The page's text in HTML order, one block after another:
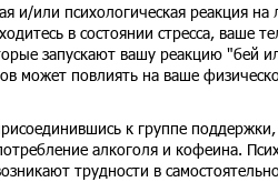
и/или психологическая реакция
в состоянии стресса, ваше
запускают вашу реакцию "бей
может повлиять на ваше
к группе
алкоголя и кофеина.
трудности в